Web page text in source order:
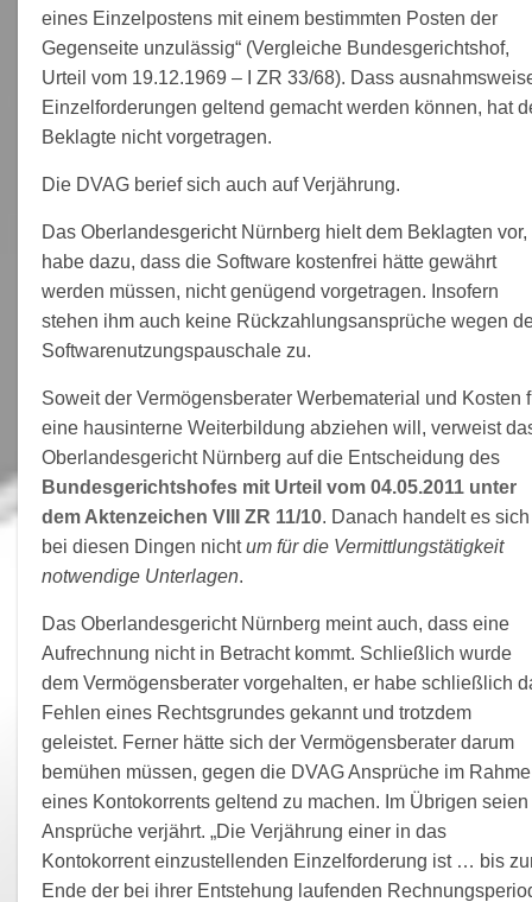
eines Einzelpostens mit einem bestimmten Posten der
Gegenseite unzulässig“ (Vergleiche Bundesgerichtshof,
Urteil vom 19.12.1969 – I ZR 33/68). Dass
Einzelforderungen geltend gemacht werden können, hat
Beklagte nicht vorgetragen.
Die DVAG berief sich auch auf Verjährung.
Das Oberlandesgericht Nürnberg hielt dem Beklagten vor,
habe dazu, dass die Software kostenfrei hätte gewährt
werden müssen, nicht genügend vorgetragen. Insofern
stehen ihm auch keine Rückzahlungsansprüche wegen
Softwarenutzungspauschale zu.
Soweit der Vermögensberater Werbematerial und Kosten
eine hausinterne Weiterbildung abziehen will, verweist
Oberlandesgericht Nürnberg auf die Entscheidung des
Bundesgerichtshofes mit Urteil vom 04.05.2011 unter
dem Aktenzeichen VIII ZR 11/10. Danach handelt es sich
bei diesen Dingen nichtum für die Vermittlungstätigkeit
notwendige Unterlagen.
Das Oberlandesgericht Nürnberg meint auch, dass eine
Aufrechnung nicht in Betracht kommt. Schließlich wurde
dem Vermögensberater vorgehalten, er habe schließlich
Fehlen eines Rechtsgrundes gekannt und trotzdem
geleistet. Ferner hätte sich der Vermögensberater darum
bemühen müssen, gegen die DVAG Ansprüche im
eines Kontokorrents geltend zu machen. Im Übrigen seien
Ansprüche verjährt. „Die Verjährung einer in das
Kontokorrent einzustellenden Einzelforderung ist … bis
Ende der bei ihrer Entstehung laufenden